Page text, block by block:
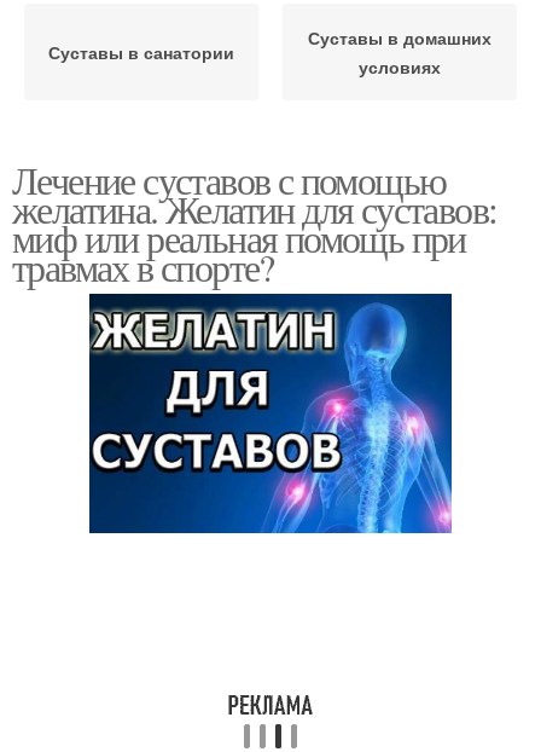
Суставы в санатории
Суставы в домашних
условиях
Лечение суставов с помощью
желатина. Желатин для суставов:
миф или реальная помощь при
травмах в спорте?